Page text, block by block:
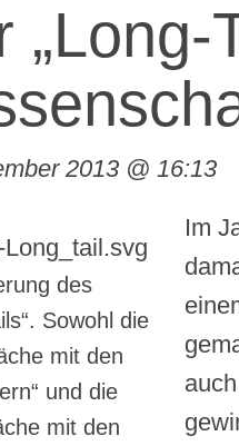
„Long-
2013 @ 16:13
des
Sowohl die
mit den
und die
mit den
Im